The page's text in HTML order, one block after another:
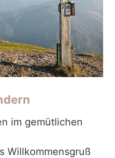
im gemütlichen
Willkommensgruß